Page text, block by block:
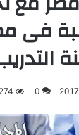
فى
0
274